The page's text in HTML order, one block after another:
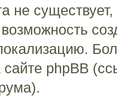
не
сайте phpBB